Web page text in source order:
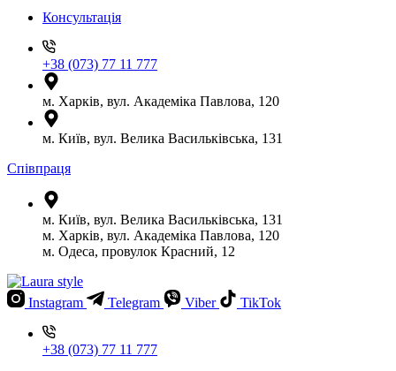
Консультація
+38 (073) 77 11 777
м. Харків, вул. Академіка Павлова, 120
м. Київ, вул. Велика Васильківська, 131
Співпраця
м. Київ, вул. Велика Васильківська, 131
м. Харків, вул. Академіка Павлова, 120
м. Одеса, провулок Красний, 12
Instagram Telegram Viber TikTok
+38 (073) 77 11 777